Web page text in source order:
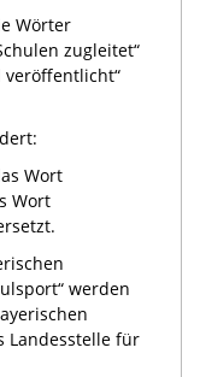
Wörter
zugleitet“
Wort
Wort
werden
Landesstelle für